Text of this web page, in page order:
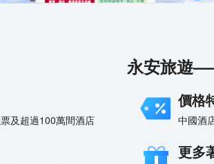
永安旅遊
及超過100萬間酒店
價格
中國酒
更多